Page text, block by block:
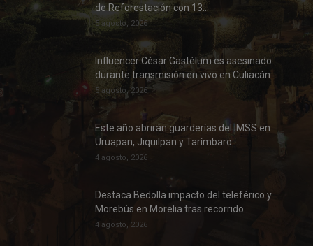
de Reforestación con 13...
5 agosto, 2026
Influencer César Gastélum es asesinado
durante transmisión en vivo en Culiacán
5 agosto, 2026
Este año abrirán guarderías del IMSS en
Uruapan, Jiquilpan y Tarímbaro:...
4 agosto, 2026
Destaca Bedolla impacto del teleférico y
Morebús en Morelia tras recorrido...
4 agosto, 2026